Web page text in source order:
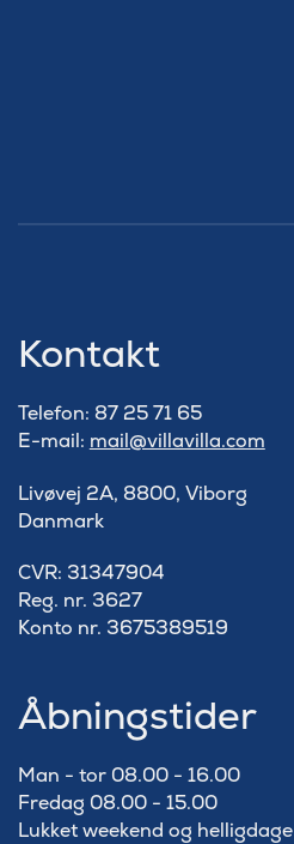
Kontakt
Telefon: 87 25 71 65
E-mail: mail@villavilla.com
Livøvej 2A, 8800, Viborg
Danmark
​CVR: 31347904
Reg. nr. 3627
Konto nr. 3675389519
Åbningstider
Man - tor 08.00 - 16.00
Fredag 08.00 - 15.00
Lukket weekend og helligdage